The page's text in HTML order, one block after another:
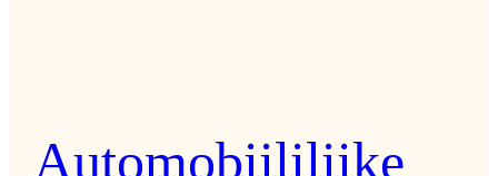
Automobiililiike